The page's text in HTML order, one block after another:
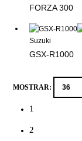
FORZA 300
Suzuki
GSX-R1000
MOSTRAR:
1
2